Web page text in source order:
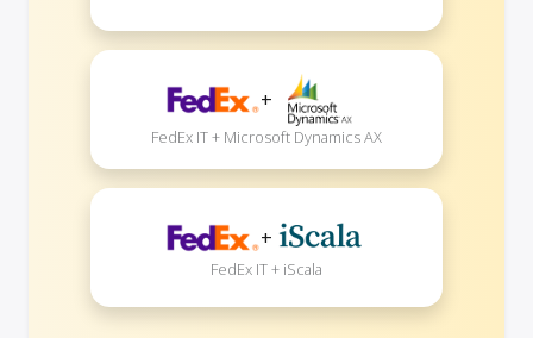
+
FedEx IT + Microsoft Dynamics AX
+
FedEx IT + iScala